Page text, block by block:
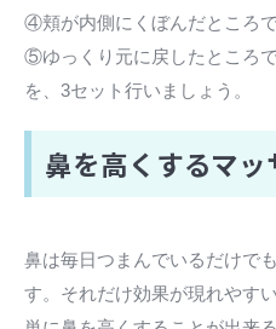
④頬が内側にくぼんだところ
⑤ゆっくり元に戻したところ
を、3セット行いましょう。
鼻を高くするマ
鼻は毎日つまんでいるだけで
す。それだけ効果が現れやす